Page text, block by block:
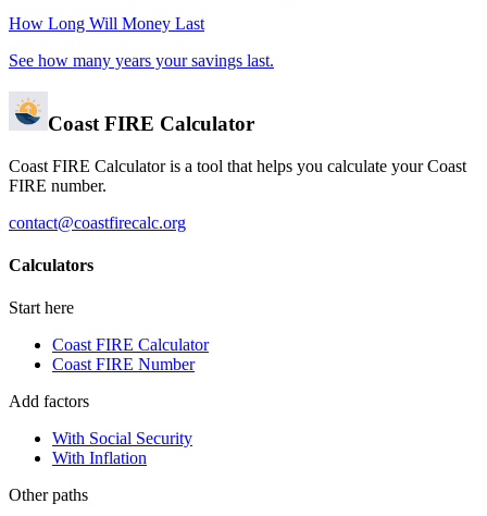
How Long Will Money Last
See how many years your savings last.
Coast FIRE Calculator
Coast FIRE Calculator is a tool that helps you calculate your Coast
FIRE number.
contact@coastfirecalc.org
Calculators
Start here
Coast FIRE Calculator
Coast FIRE Number
Add factors
With Social Security
With Inflation
Other paths